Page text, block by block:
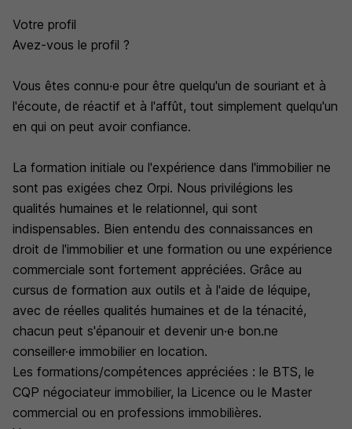
Votre profil
Avez-vous le profil ?
Vous êtes connu·e pour être quelqu'un de souriant et à
l'écoute, de réactif et à l'affût, tout simplement quelqu'un
en qui on peut avoir confiance.
La formation initiale ou l'expérience dans l'immobilier ne
sont pas exigées chez Orpi. Nous privilégions les
qualités humaines et le relationnel, qui sont
indispensables. Bien entendu des connaissances en
droit de l'immobilier et une formation ou une expérience
commerciale sont fortement appréciées. Grâce au
cursus de formation aux outils et à l'aide de léquipe,
avec de réelles qualités humaines et de la ténacité,
chacun peut s'épanouir et devenir un·e bon.ne
conseiller·e immobilier en location.
Les formations/compétences appréciées : le BTS, le
CQP négociateur immobilier, la Licence ou le Master
commercial ou en professions immobilières.